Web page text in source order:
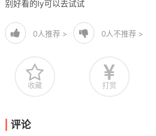
别好看的ly可以去试试
0人推荐 > 0人不推荐 >
收藏 打赏
评论